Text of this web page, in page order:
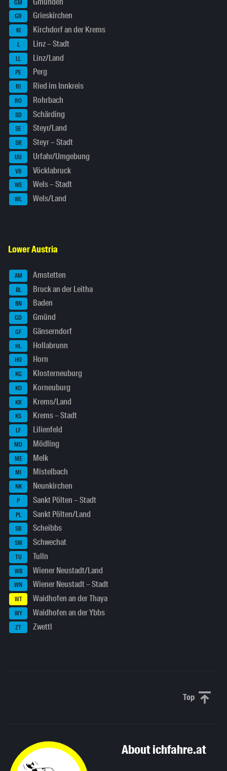
GM
GR Grieskirchen
KI Kirchdorf an der Krems
L Linz – Stadt
LL Linz/Land
PE Perg
RI Ried im Innkreis
RO Rohrbach
SD Schärding
SE Steyr/Land
SR Steyr – Stadt
UU Urfahr/Umgebung
VB Vöcklabruck
WE Wels – Stadt
WL Wels/Land
Lower Austria
AM Amstetten
BL Bruck an der Leitha
BN Baden
GD Gmünd
GF Gänserndorf
HL Hollabrunn
HO Horn
KG Klosterneuburg
KO Korneuburg
KR Krems/Land
KS Krems – Stadt
LF Lilienfeld
MD Mödling
ME Melk
MI Mistelbach
NK Neunkirchen
P Sankt Pölten – Stadt
PL Sankt Pölten/Land
SB Scheibbs
SW Schwechat
TU Tulln
WB Wiener Neustadt/Land
WN Wiener Neustadt – Stadt
WT Waidhofen an der Thaya
WY Waidhofen an der Ybbs
ZT Zwettl
Top Scroll
About ichfahre.at